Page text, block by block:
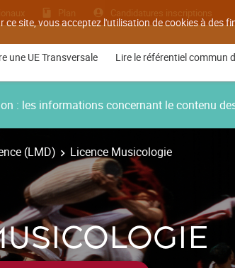
site, vous acceptez l'utilisation de cookies à des
Plan Candidatures inscriptions
une UE Transversale Lire le référentiel commun
: les informations concernant le contenu
(LMD) Licence Musicologie